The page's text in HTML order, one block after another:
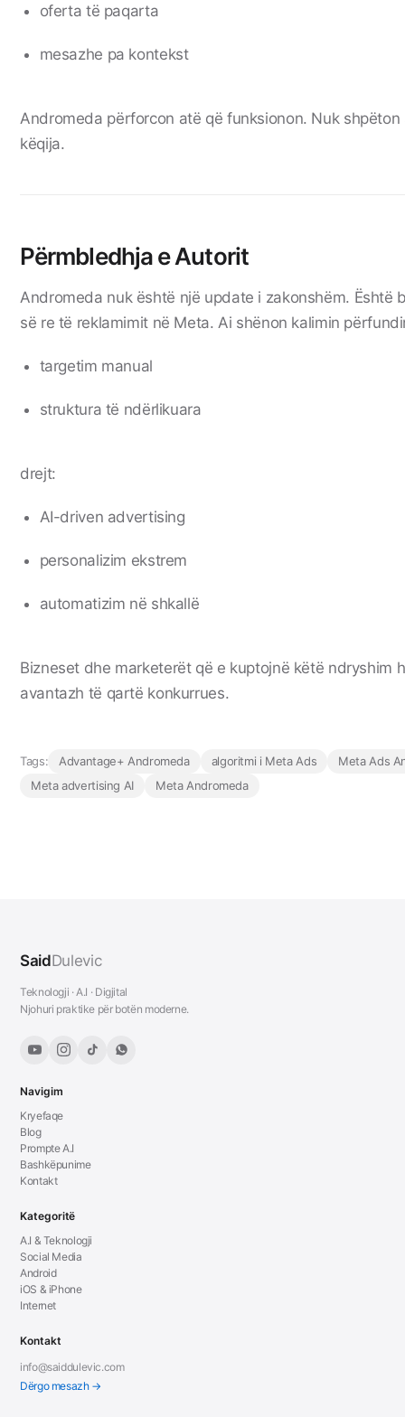
oferta të paqarta
mesazhe pa kontekst
Andromeda përforcon atë që funksionon. Nuk
këqija.
Përmbledhja e Autorit
Andromeda nuk është një update i zakonshëm. Është
së re të reklamimit në Meta. Ai shënon kalimin
targetim manual
struktura të ndërlikuara
drejt:
AI-driven advertising
personalizim ekstrem
automatizim në shkallë
Bizneset dhe marketerët që e kuptojnë këtë ndryshim
avantazh të qartë konkurrues.
Tags: Advantage+ Andromeda algoritmi i Meta Ads
Meta Ads
Meta advertising AI
Meta Andromeda
SaidDulevic
Teknologji · A.I · Digjital
Njohuri praktike për botën moderne.
Navigim
Kryefaqe
Blog
Prompte A.I
Bashkëpunime
Kontakt
Kategoritë
A.I & Teknologji
Social Media
Android
iOS & iPhone
Internet
Kontakt
info@saiddulevic.com
Dërgo mesazh →